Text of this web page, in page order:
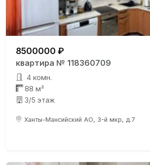
8500000 ₽
квартира № 118360709
4 комн.
88 м²
3/5 этаж
Ханты-Мансийский АО, 3-й мкр, д.7